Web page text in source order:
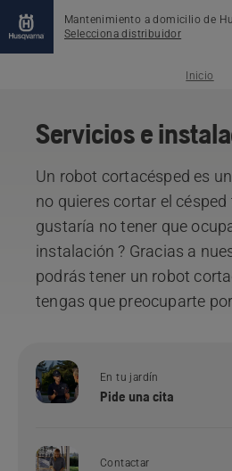
Mantenimiento a domicilio de
Selecciona distribuidor
Inicio
Servicios e
Un robot cortacésped es
no quieres cortar el
gustaría no tener que
instalación ? Gracias a
podrás tener un robot
tengas que preocuparte
En tu jardín
Pide una cita
Contactar